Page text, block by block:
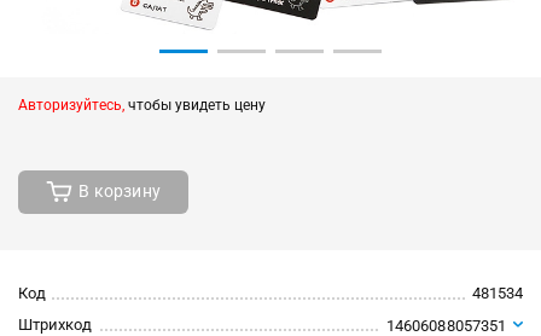
Авторизуйтесь, чтобы увидеть цену
В корзину
Код
481534
Штрихкод
14606088057351